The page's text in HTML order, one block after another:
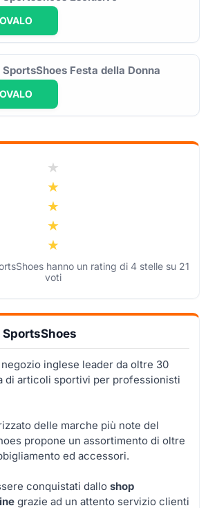
SportsShoes Festa della Donna
hanno un rating di 4stelle su 21
voti
inglese leader da oltre 30
di articoli sportivi per professionisti
delle marche più note del
propone un assortimento di oltre
ed accessori.
conquistati dallo shop
grazie ad un attento servizio clienti